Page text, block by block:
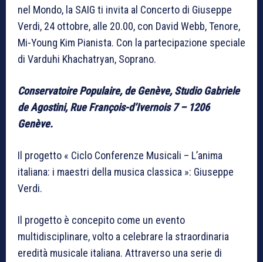
nel Mondo, la SAIG ti invita al Concerto di Giuseppe
Verdi, 24 ottobre, alle 20.00, con David Webb, Tenore,
Mi-Young Kim Pianista. Con la partecipazione speciale
di Varduhi Khachatryan, Soprano.
Conservatoire Populaire, de Genève, Studio Gabriele
de Agostini, Rue François-d’Ivernois 7 – 1206
Genève.
Il progetto « Ciclo Conferenze Musicali – L’anima
italiana: i maestri della musica classica »: Giuseppe
Verdi.
Il progetto è concepito come un evento
multidisciplinare, volto a celebrare la straordinaria
eredità musicale italiana. Attraverso una serie di